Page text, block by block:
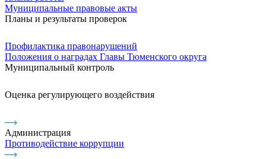
Муниципальные правовые акты
Планы и результаты проверок
Профилактика правонарушений
Положения о наградах Главы Тюменского округа
Муниципальный контроль
Оценка регулирующего воздействия
Администрация
Противодействие коррупции